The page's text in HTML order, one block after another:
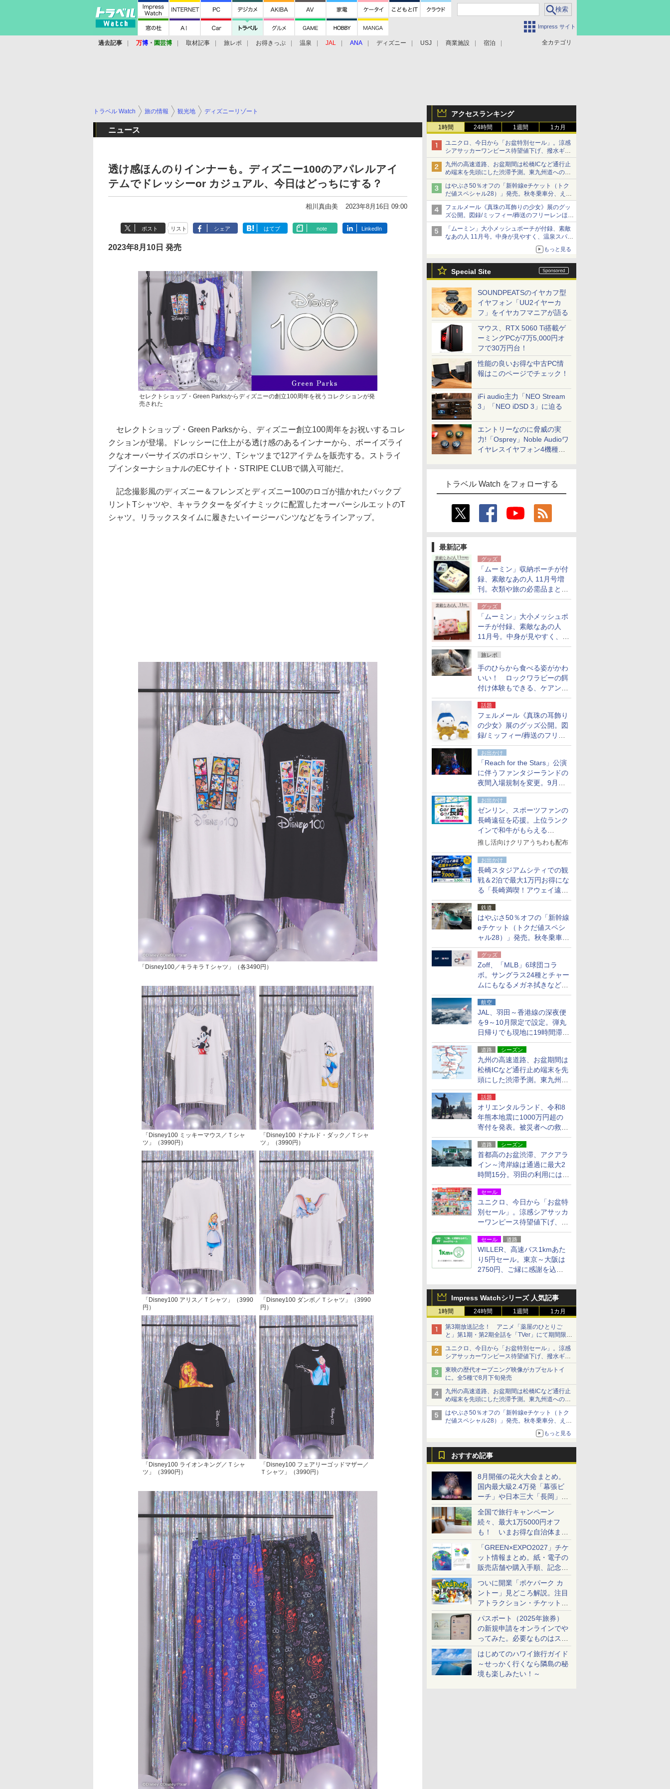
Impress サイト
全カテゴリ
過去記事 万博 ・ 園芸博 取材記事 旅レポ お得きっぷ 温泉 JAL ANA ディズニー USJ 商業施設 宿泊
アクセスランキング
1時間 24時間 1週間 1カ月
ユニクロ、今日から「お盆特別セール」。涼感
シアサッカーワンピース待望値下げ、撥水ギア
ショーツは1990円に
九州の高速道路、お盆期間は松橋ICなど通行止
め端末を先頭にした渋滞予測。東九州道への迂
回は料金調整を実施
はやぶさ50％オフの「新幹線eチケット（トク
だ値スペシャル28）」発売。秋冬乗車分、えき
ねっと限定
フェルメール《真珠の耳飾りの少女》展のグッ
ズ公開。図録/ミッフィー/葬送のフリーレンほ
か、注目ブランドコラボが実現
「ムーミン」大小メッシュポーチが付録、素敵
なあの人 11月号。中身が見やすく、温泉スパに
もっと見る
Special Site
SOUNDPEATSのイヤカフ型
イヤフォン「UU2イヤーカ
フ」をイヤカフマニアが語る
マウス、RTX 5060 Ti搭載ゲ
ーミングPCが7万5,000円オ
フで30万円台！
性能の良いお得な中古PC情
報はこのページでチェック！
iFi audio主力「NEO Stream
3」「NEO iDSD 3」に迫る
エントリーなのに脅威の実
力!「Osprey」Noble Audioワ
イヤレスイヤフォン4機種を
トラベル Watch をフォローする
最新記事
グッズ
「ムーミン」収納ポーチが付
録、素敵なあの人 11月号増
刊。衣類や旅の必需品まとま
る大小2個セット
グッズ
「ムーミン」大小メッシュポ
ーチが付録、素敵なあの人
11月号。中身が見やすく、温
泉スパにも使える
旅レポ
手のひらから食べる姿がかわ
いい！ ロックワラビーの餌
付け体験もできる、ケアンズ
でアサートン高原の日本語ガ
イド付きツアーに参加してみ
た
話題
フェルメール《真珠の耳飾り
の少女》展のグッズ公開。図
録/ミッフィー/葬送のフリー
レンほか、注目ブランドコラ
ボが実現
お出かけ
「Reach for the Stars」公演
に伴うファンタジーランドの
夜間入場規制を変更。9月か
ら18時50分～20時ごろに
お出かけ
ゼンリン、スポーツファンの
長崎遠征を応援。上位ランク
インで和牛がもらえる
「GO！GO！長崎スタンプラ
推し活向けクリアうちわも配布
お出かけ
長崎スタジアムシティでの観
戦＆2泊で最大1万円お得にな
る「長崎満喫！アウェイ遠征
応援キャンペーン」
鉄道
はやぶさ50％オフの「新幹線
eチケット（トクだ値スペシ
ャル28）」発売。秋冬乗車
分、えきねっと限定
グッズ
Zoff、「MLB」6球団コラ
ボ。サングラス24種とチャー
ムにもなるメガネ拭きなど雑
貨24種
航空
JAL、羽田～香港線の深夜便
を9～10月限定で設定。弾丸
日帰りでも現地に19時間滞在
できる
道路 シーズン
九州の高速道路、お盆期間は
松橋ICなど通行止め端末を先
頭にした渋滞予測。東九州道
への迂回は料金調整を実施
話題
オリエンタルランド、令和8
年熊本地震に1000万円超の
寄付を発表。被災者への救援
活動・復旧支援
道路 シーズン
首都高のお盆渋滞、アクアラ
イン～湾岸線は通過に最大2
時間15分。羽田の利用には
「空港西出口」の利用検討を
セール
ユニクロ、今日から「お盆特
別セール」。涼感シアサッカ
ーワンピース待望値下げ、撥
水ギアショーツは1990円に
セール 道路
WILLER、高速バス1kmあた
り5円セール。東京～大阪は
2750円、ご縁に感謝を込め
Impress Watchシリーズ 人気記事
1時間 24時間 1週間 1カ月
第3期放送記念！ アニメ「薬屋のひとりご
と」第1期・第2期全話を「TVer」にて期間限定
で順次無料配信開始
ユニクロ、今日から「お盆特別セール」。涼感
シアサッカーワンピース待望値下げ、撥水ギア
ショーツは1990円に
東映の歴代オープニング映像がカプセルトイ
に。全5種で8月下旬発売
九州の高速道路、お盆期間は松橋ICなど通行止
め端末を先頭にした渋滞予測。東九州道への迂
回は料金調整を実施
はやぶさ50％オフの「新幹線eチケット（トク
だ値スペシャル28）」発売。秋冬乗車分、えき
もっと見る
おすすめ記事
8月開催の花火大会まとめ。
国内最大級2.4万発「幕張ビ
ーチ」や日本三大「長岡」な
ど大型イベント目白押し！
全国で旅行キャンペーン
続々、最大1万5000円オフ
も！ いまお得な自治体まと
め
「GREEN×EXPO2027」チケ
ット情報まとめ。紙・電子の
販売店舗や購入手順、記念チ
ケットも解説
ついに開業「ポケパーク カ
ントー」見どころ解説。注目
アトラクション・チケット手
配・来場前に必要な準備は？
パスポート（2025年旅券）
の新規申請をオンラインでや
ってみた。必要なものはスマ
ホとマイナカードのみ
はじめてのハワイ旅行ガイド
～せっかく行くなら隣島の秘
境も楽しみたい！～
トラベル Watch 旅の情報 観光地 ディズニーリゾート
ニュース
透け感ほんのりインナーも。ディズニー100のアパレルアイ
テムでドレッシーor カジュアル、今日はどっちにする？
相川真由美 2023年8月16日 09:00
ポスト リスト シェア はてブ note LinkedIn
2023年8月10日 発売
セレクトショップ・Green Parksからディズニーの創立100周年を祝うコレクションが発
売された
セレクトショップ・Green Parksから、ディズニー創立100周年をお祝いするコレ
クションが登場。ドレッシーに仕上がる透け感のあるインナーから、ボーイズライ
クなオーバーサイズのポロシャツ、Tシャツまで12アイテムを販売する。ストライ
プインターナショナルのECサイト・STRIPE CLUBで購入可能だ。
記念撮影風のディズニー＆フレンズとディズニー100のロゴが描かれたバックプ
リントTシャツや、キャラクターをダイナミックに配置したオーバーシルエットのT
シャツ。リラックスタイムに履きたいイージーパンツなどをラインアップ。
「Disney100／キラキラＴシャツ」（各3490円）
「Disney100 ミッキーマウス／Ｔシャ
ツ」（3990円）
「Disney100 ドナルド・ダック／Ｔシャ
ツ」（3990円）
「Disney100 アリス／Ｔシャツ」（3990
円）
「Disney100 ダンボ／Ｔシャツ」（3990
円）
「Disney100 ライオンキング／Ｔシャ
ツ」（3990円）
「Disney100 フェアリーゴッドマザー／
Ｔシャツ」（3990円）